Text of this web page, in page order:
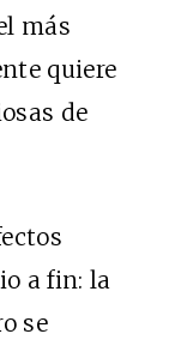
más
quiere
de
a fin: la
se